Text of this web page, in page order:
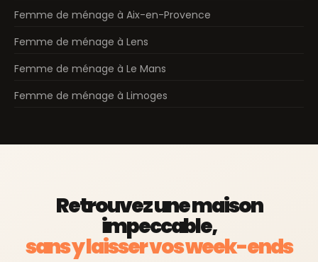
Femme de ménage à Aix-en-Provence
Femme de ménage à Lens
Femme de ménage à Le Mans
Femme de ménage à Limoges
Retrouvez une maison
impeccable,
sans y laisser vos week-ends